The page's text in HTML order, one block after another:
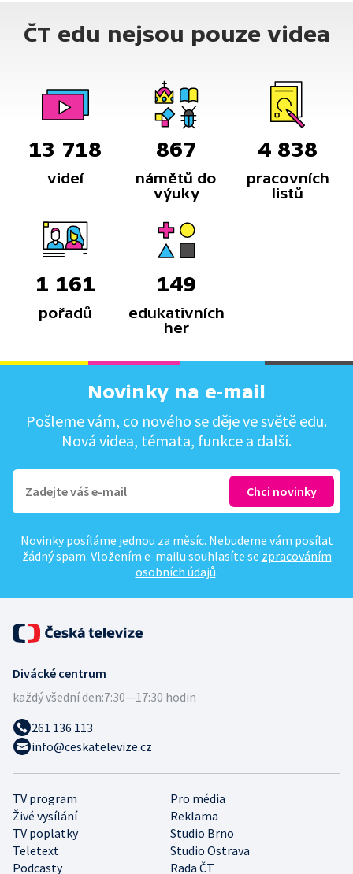
ČT edu nejsou pouze videa
13 718
videí
867
námětů do
výuky
4 838
pracovních
listů
1 161
pořadů
149
edukativních
her
Novinky na e-mail
Pošleme vám, co nového se děje ve světě edu.
Nová videa, témata, funkce a další.
Novinky posíláme jednou za měsíc. Nebudeme vám posílat
žádný spam. Vložením e-mailu souhlasíte se zpracováním
osobních údajů.